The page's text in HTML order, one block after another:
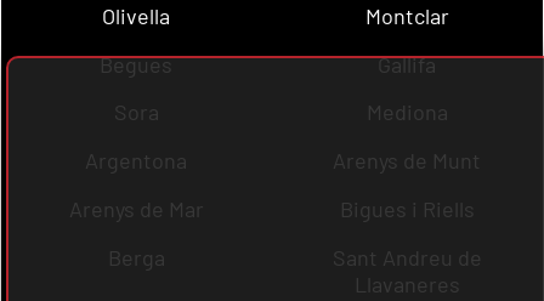
Olivella
Montclar
Begues
Gallifa
Sora
Mediona
Argentona
Arenys de Munt
Arenys de Mar
Bigues i Riells
Berga
Sant Andreu de
Llavaneres